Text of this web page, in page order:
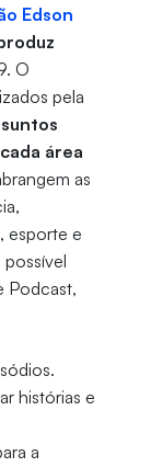
Edson
O
pela
área
as
esporte e
Podcast,
histórias e
a